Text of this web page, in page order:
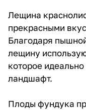
Лещина
прекрасными
Благодаря
лещину
которое
ландшафт.
Плоды фундука